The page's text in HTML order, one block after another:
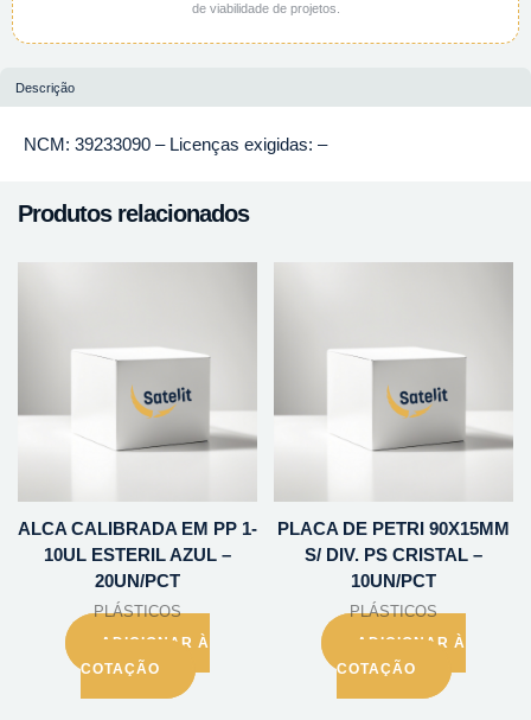
de viabilidade de projetos.
Descrição
NCM: 39233090 – Licenças exigidas: –
Produtos relacionados
ALCA CALIBRADA EM PP 1-
10UL ESTERIL AZUL –
20UN/PCT
PLÁSTICOS
ADICIONAR À
COTAÇÃO
PLACA DE PETRI 90X15MM
S/ DIV. PS CRISTAL –
10UN/PCT
PLÁSTICOS
ADICIONAR À
COTAÇÃO